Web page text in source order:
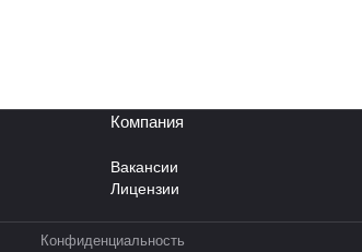
Компания
Вакансии
Лицензии
Конфиденциальность